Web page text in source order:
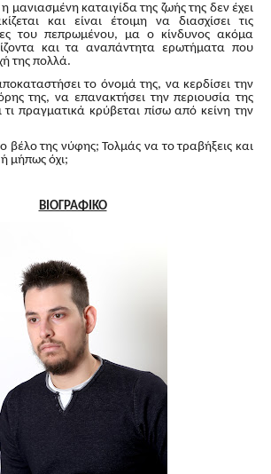
μανιασμένη καταιγίδα της ζωής της δεν έχει
και είναι έτοιμη να διασχίσει τις
του πεπρωμένου, μα ο κίνδυνος ακόμα
και τα αναπάντητα ερωτήματα που
της πολλά.
το όνομά της, να κερδίσει την
της, να επανακτήσει την περιουσία της
πραγματικά κρύβεται πίσω από κείνη την
βέλο της νύφης; Τολμάς να το τραβήξεις και
μήπως όχι;
ΒΙΟΓΡΑΦΙΚΟ